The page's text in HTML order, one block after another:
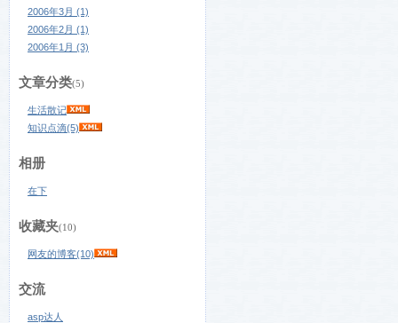
2006年3月 (1)
2006年2月 (1)
2006年1月 (3)
文章分类(5)
生活散记
知识点滴(5)
相册
在下
收藏夹(10)
网友的博客(10)
交流
asp达人